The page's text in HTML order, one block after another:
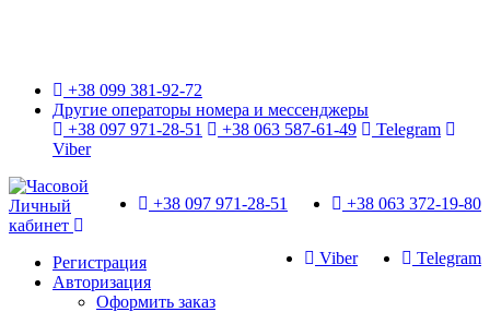
+38 099 381-92-72
Другие операторы номера и мессенджеры
+38 097 971-28-51
+38 063 587-61-49
Telegram
Viber
+38 063 372-19-80
+38 097 971-28-51
Telegram
Viber
Личный
кабинет
Регистрация
Авторизация
Оформить заказ